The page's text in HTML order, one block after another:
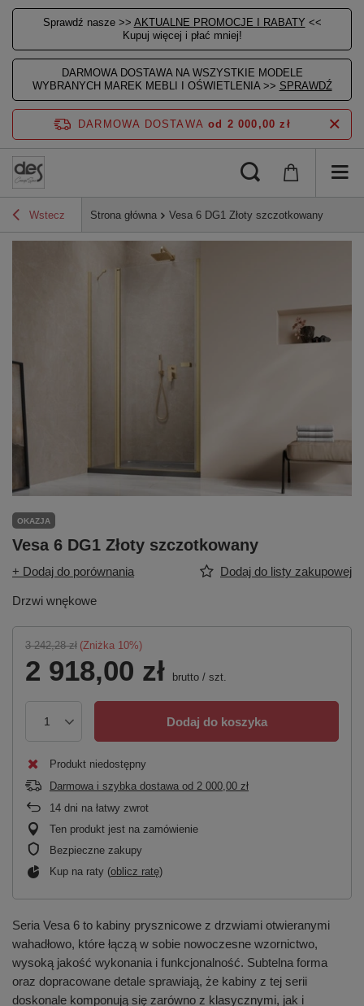
Sprawdź nasze >> AKTUALNE PROMOCJE I RABATY <<
Kupuj więcej i płać mniej!
DARMOWA DOSTAWA NA WSZYSTKIE MODELE
WYBRANYCH MAREK MEBLI I OŚWIETLENIA >> SPRAWDŹ
DARMOWA DOSTAWA od 2 000,00 zł
Wstecz Strona główna Vesa 6 DG1 Złoty szczotkowany
OKAZJA
Vesa 6 DG1 Złoty szczotkowany
+ Dodaj do porównania Dodaj do listy zakupowej
Drzwi wnękowe
3 242,28 zł (Zniżka 10%)
2 918,00 zł brutto / szt.
Dodaj do koszyka
Produkt niedostępny
Darmowa i szybka dostawa od 2 000,00 zł
14 dni na łatwy zwrot
Ten produkt jest na zamówienie
Bezpieczne zakupy
Kup na raty (oblicz ratę)
Seria Vesa 6 to kabiny prysznicowe z drzwiami otwieranymi
wahadłowo, które łączą w sobie nowoczesne wzornictwo,
wysoką jakość wykonania i funkcjonalność. Subtelna forma
oraz dopracowane detale sprawiają, że kabiny z tej serii
doskonale komponują się zarówno z klasycznymi, jak i